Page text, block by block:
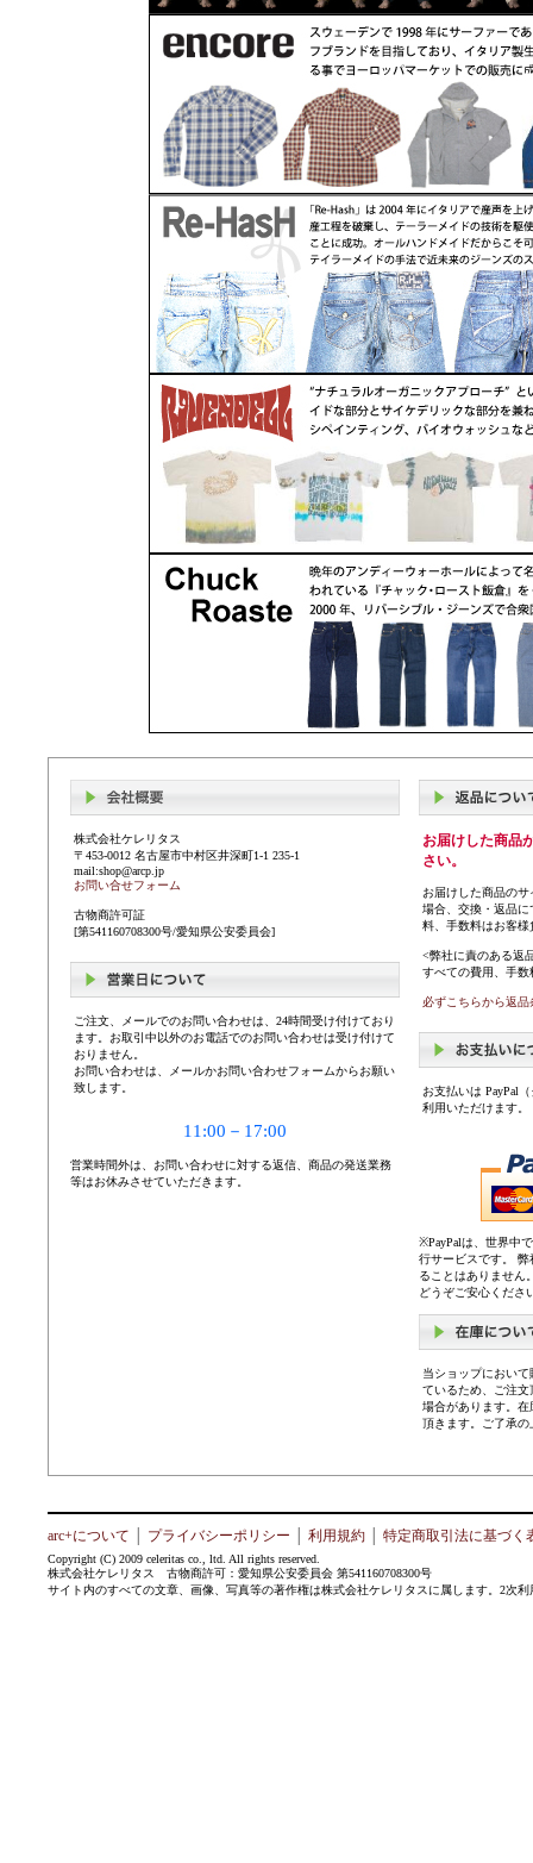
株式会社ケレリタス
〒453-0012 名古屋市中村区井深町1-1 235-1
mail:shop@arcp.jp
お問い合せフォーム
古物商許可証
[第541160708300号/愛知県公安委員会]
ご注文、メールでのお問い合わせは、24時間受け付けており
ます。お取引中以外のお電話でのお問い合わせは受け付けて
おりません。
お問い合わせは、メールかお問い合わせフォームからお願い
致します。
11:00－17:00
営業時間外は、お問い合わせに対する返信、商品の発送業務
等はお休みさせていただきます。
お届けした商品
さい。
お届けした商品の
場合、交換・返品
料、手数料はお客
<弊社に責のある返
すべての費用、手
必ずこちらから返
お支払いは PayPal
利用いただけます。
※PayPalは、世界中
行サービスです。
ることはありません
どうぞご安心くださ
当ショップにおい
ているため、ご注
場合があります。
頂きます。ご了承
arc+について プライバシーポリシー 利用規約 特定商取引法に基づく
Copyright (C) 2009 celeritas co., ltd. All rights reserved.
株式会社ケレリタス 古物商許可：愛知県公安委員会 第541160708300号
サイト内のすべての文章、画像、写真等の著作権は株式会社ケレリタスに属します。2次